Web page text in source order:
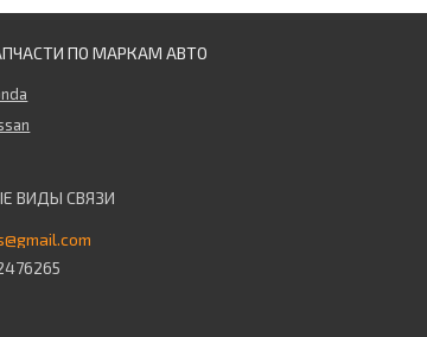
ПО МАРКАМ АВТО